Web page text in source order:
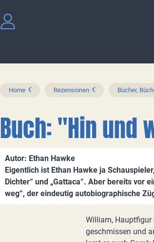
Home Rezensionen Bücher,
Buch: "Hin und
Autor: Ethan Hawke
Eigentlich ist Ethan Hawke ja
Dichter“ und „Gattaca“. Aber bereits vor
weg“, der eindeutig autobiographische
William, Hauptfigur
geschmissen und